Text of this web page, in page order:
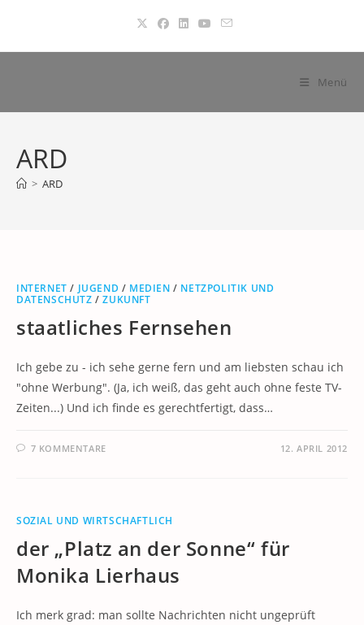
springen
Menü
ARD
> ARD
INTERNET / JUGEND / MEDIEN / NETZPOLITIK UND
DATENSCHUTZ /ZUKUNFT
staatliches Fernsehen
Ich gebe zu - ich sehe gerne fern und am liebsten schau ich
"ohne Werbung". (Ja, ich weiß, das geht auch ohne feste TV-
Zeiten...) Und ich finde es gerechtfertigt, dass…
7 KOMMENTARE 12. APRIL 2012
SOZIAL UND WIRTSCHAFTLICH
der „Platz an der Sonne“ für
Monika Lierhaus
Ich merk grad: man sollte Nachrichten nicht ungeprüft